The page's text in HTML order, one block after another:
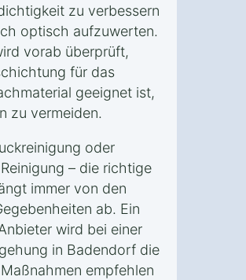
zu verbessern
optisch aufzuwerten.
vorab überprüft,
für das
geeignet ist,
zu vermeiden.
oder
– die richtige
immer von den
ab. Ein
wird bei einer
in Badendorf die
empfehlen